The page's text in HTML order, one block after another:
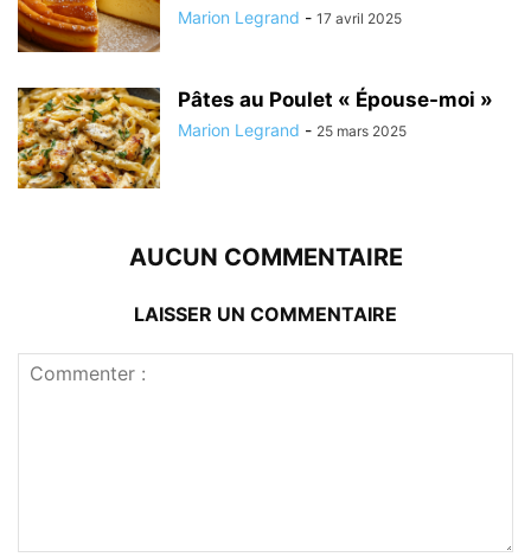
Marion Legrand - 17 avril 2025
Pâtes au Poulet « Épouse-moi »
Marion Legrand - 25 mars 2025
AUCUN COMMENTAIRE
LAISSER UN COMMENTAIRE